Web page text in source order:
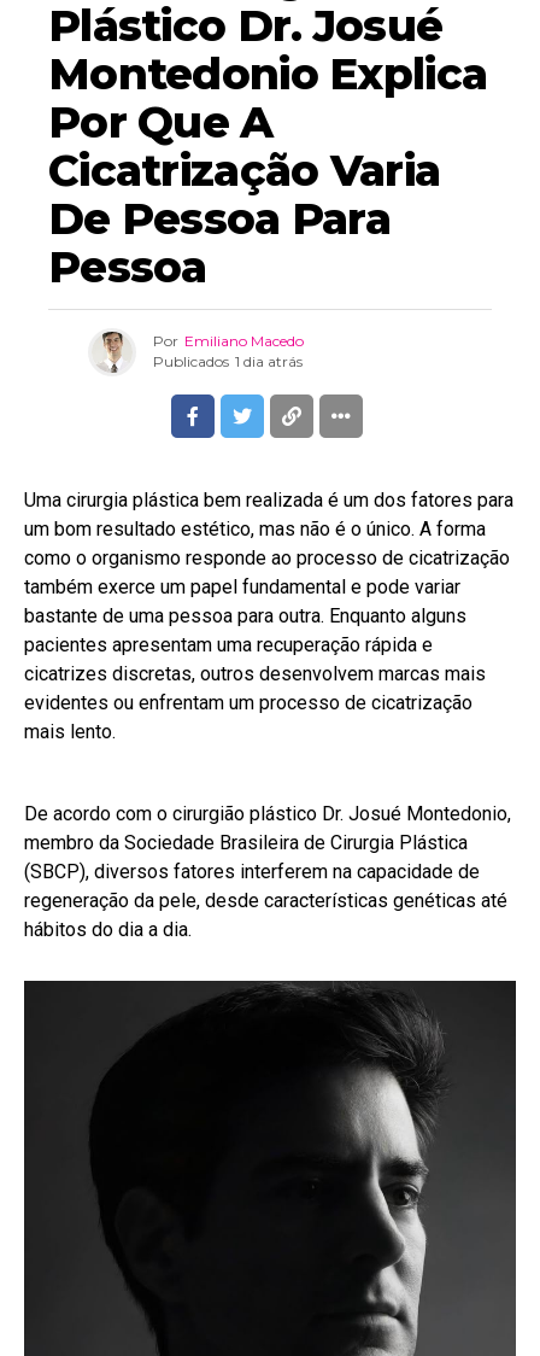
Plástico Dr. Josué
Montedonio Explica
Por Que A
Cicatrização Varia
De Pessoa Para
Pessoa
Por Emiliano Macedo
Publicados 1 dia atrás
Uma cirurgia plástica bem realizada é um dos fatores para
um bom resultado estético, mas não é o único. A forma
como o organismo responde ao processo de cicatrização
também exerce um papel fundamental e pode variar
bastante de uma pessoa para outra. Enquanto alguns
pacientes apresentam uma recuperação rápida e
cicatrizes discretas, outros desenvolvem marcas mais
evidentes ou enfrentam um processo de cicatrização
mais lento.
De acordo com o cirurgião plástico Dr. Josué Montedonio,
membro da Sociedade Brasileira de Cirurgia Plástica
(SBCP), diversos fatores interferem na capacidade de
regeneração da pele, desde características genéticas até
hábitos do dia a dia.